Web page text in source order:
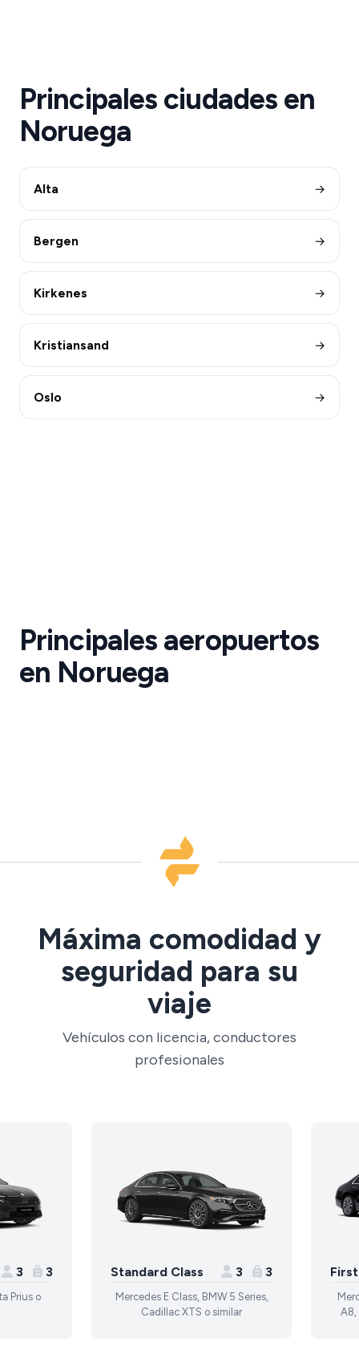
Principales ciudades en
Noruega
Alta →
Bergen →
Kirkenes →
Kristiansand →
Oslo →
Principales aeropuertos
en Noruega
Bergen
BGO
Máxima comodidad y
seguridad para su
viaje
Vehículos con licencia, conductores
profesionales
3 3
Prius o
Standard Class 3 3
Mercedes E Class, BMW 5 Series,
Cadillac XTS o similar
A8,